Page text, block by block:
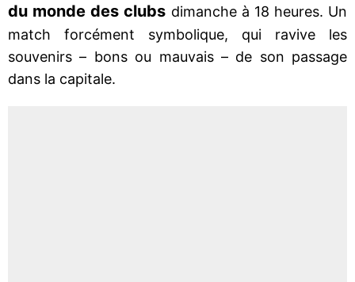
du monde des clubs dimanche à 18 heures. Un
match forcément symbolique, qui ravive les
souvenirs – bons ou mauvais – de son passage
dans la capitale.